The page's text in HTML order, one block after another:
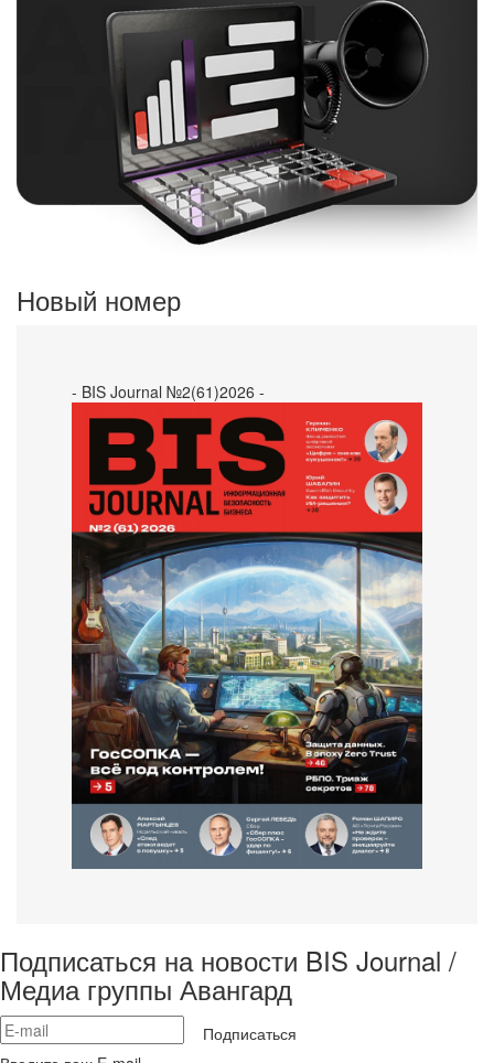
Новый номер
- BIS Journal №2(61)2026 -
Подписаться на новости BIS Journal /
Медиа группы Авангард
Подписаться